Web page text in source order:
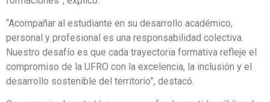
“Acompañar al estudiante en su desarrollo académico,
personal y profesional es una responsabilidad colectiva.
Nuestro desafío es que cada trayectoria formativa refleje el
compromiso de la UFRO con la excelencia, la inclusión y el
desarrollo sostenible del territorio”, destacó.